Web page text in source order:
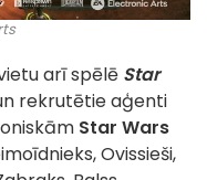
arī spēlē Star
rekrutētie aģenti
Star Wars
Ovissieši,